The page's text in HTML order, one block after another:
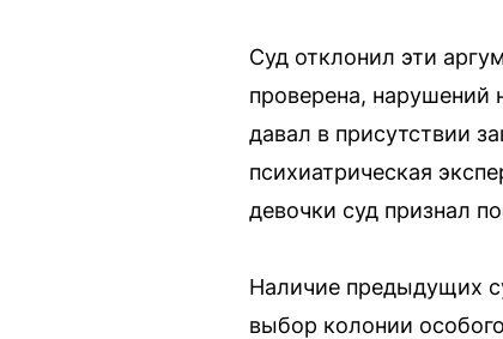
Суд отклонил эти
проверена, нарушений
давал в присутствии
психиатрическая
девочки суд признал
Наличие предыдущих
выбор колонии